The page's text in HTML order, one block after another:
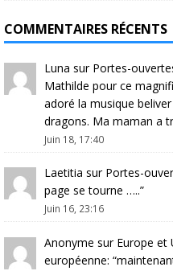
COMMENTAIRES RÉCENTS
Luna sur Portes-
Mathilde pour ce
adoré la musique
dragons. Ma maman a
Juin 18, 17:40
Laetitia sur Portes-
page se tourne …..”
Juin 16, 23:16
Anonyme sur Europe et
européenne: “